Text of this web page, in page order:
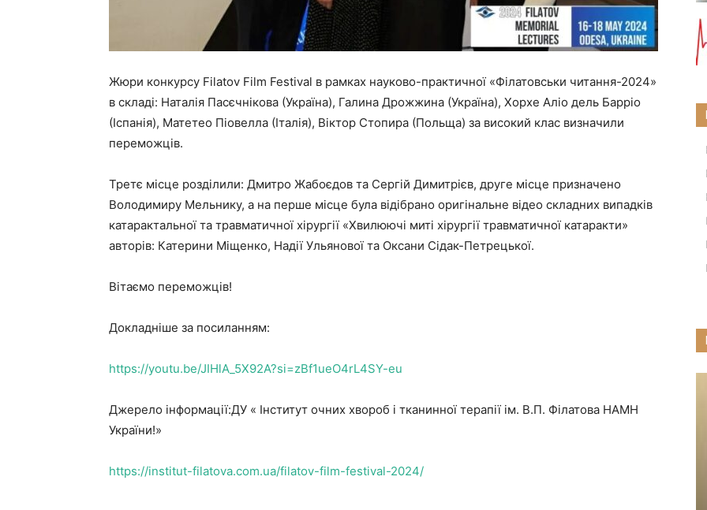
Жюри конкурсу Filatov Film Festival в рамках науково-практичної «Філатовськи читання-2024»
в складі: Наталія Пасєчнікова (Україна), Галина Дрожжина (Україна), Хорхе Аліо дель Барріо
(Іспанія), Матетео Піовелла (Італія), Віктор Стопира (Польща) за високий клас визначили
переможців.
Третє місце розділили: Дмитро Жабоєдов та Сергій Димитрієв, друге місце призначено
Володимиру Мельнику, а на перше місце була відібрано оригінальне відео складних випадків
катарактальної та травматичної хірургії «Хвилюючі миті хірургії травматичної катаракти»
авторів: Катерини Міщенко, Надії Ульянової та Оксани Сідак-Петрецької.
Вітаємо переможців!
Докладніше за посиланням:
https://youtu.be/JIHlA_5X92A?si=zBf1ueO4rL4SY-eu
Джерело інформації:ДУ « Інститут очних хвороб і тканинної терапії ім. В.П. Філатова НАМН
України!»
https://institut-filatova.com.ua/filatov-film-festival-2024/